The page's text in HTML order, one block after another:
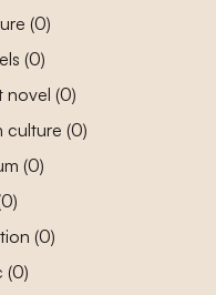
(0)
(0)
novel (0)
culture (0)
(0)
(0)
(0)